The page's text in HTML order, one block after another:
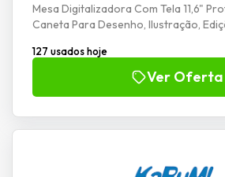
Mesa Digitalizadora Com Tela 11,6"
Caneta Para Desenho, Ilustração,
127 usados hoje
Ver Oferta